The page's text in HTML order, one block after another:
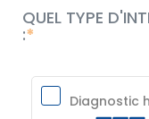
QUEL TYPE
:
Diagnostic